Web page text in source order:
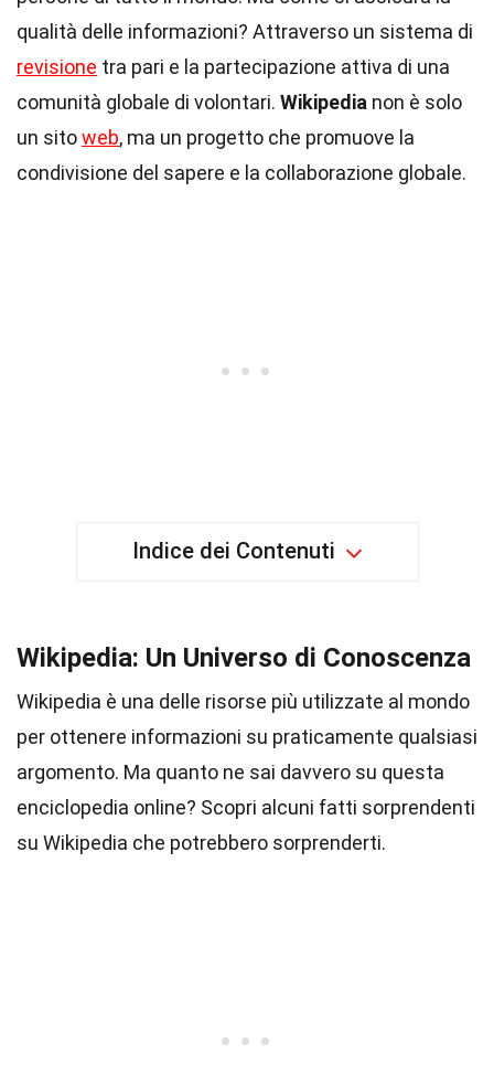
qualità delle informazioni? Attraverso un sistema di
revisione tra pari e la partecipazione attiva di una
comunità globale di volontari. Wikipedia non è solo
un sitoweb, ma un progetto che promuove la
condivisione del sapere e la collaborazione globale.
Indice dei Contenuti
Wikipedia: Un Universo di Conoscenza
Wikipedia è una delle risorse più utilizzate al mondo
per ottenere informazioni su praticamente qualsiasi
argomento. Ma quanto ne sai davvero su questa
enciclopedia online? Scopri alcuni fatti sorprendenti
su Wikipedia che potrebbero sorprenderti.